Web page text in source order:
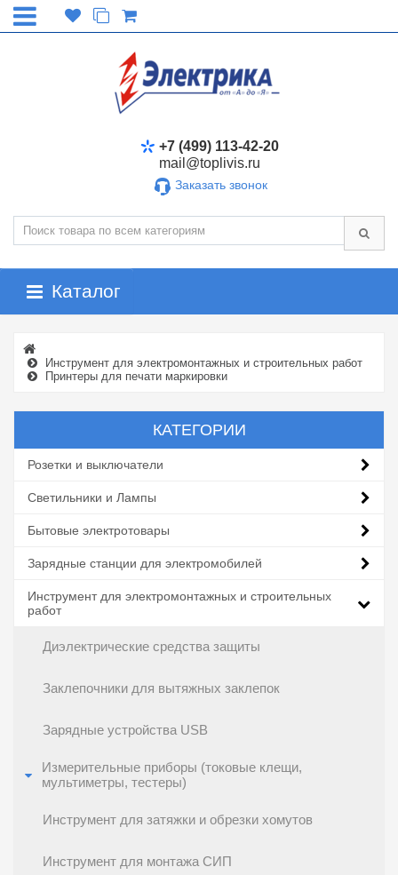
+7 (499) 113-42-20
mail@toplivis.ru
Заказать звонок
Каталог
Инструмент для электромонтажных и строительных работ
Принтеры для печати маркировки
КАТЕГОРИИ
Розетки и выключатели
Светильники и Лампы
Бытовые электротовары
Зарядные станции для электромобилей
Инструмент для электромонтажных и строительных
работ
Диэлектрические средства защиты
Заклепочники для вытяжных заклепок
Зарядные устройства USB
Измерительные приборы (токовые клещи,
мультиметры, тестеры)
Инструмент для затяжки и обрезки хомутов
Инструмент для монтажа СИП